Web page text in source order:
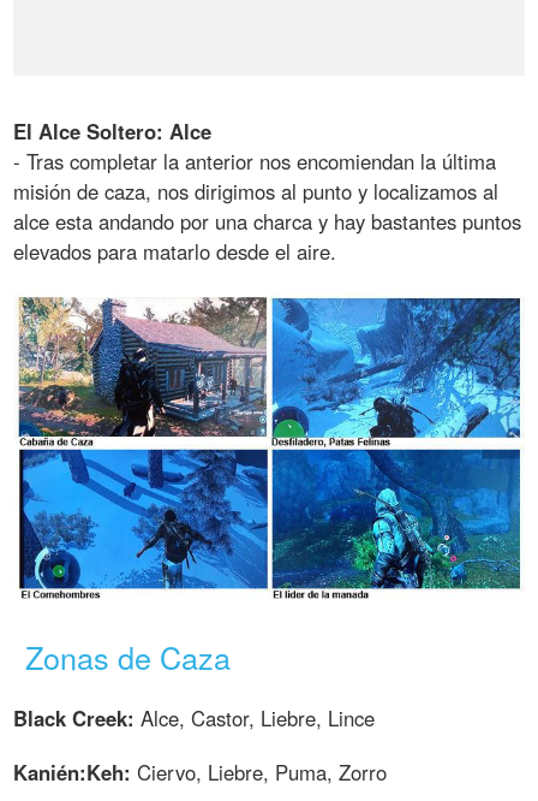
El Alce Soltero: Alce
- Tras completar la anterior nos encomiendan la última
misión de caza, nos dirigimos al punto y localizamos al
alce esta andando por una charca y hay bastantes puntos
elevados para matarlo desde el aire.
Zonas de Caza
Black Creek: Alce, Castor, Liebre, Lince
Kanién:Keh: Ciervo, Liebre, Puma, Zorro